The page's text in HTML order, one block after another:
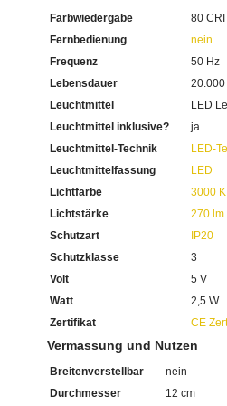
80 CRI beträgt die
Die Farben sehen Sie
Sehr hohe Lebensdauer
Bei Fragen, kontaktieren Sie
Erkundigen Sie sich bei
Wir freuen uns auf Ihre
Farbwiedergabe
80 CRI
Fernbedienung
nein
Frequenz
50 Hz
Lebensdauer
20.000
Leuchtmittel
LED
Leuchtmittel inklusive?
ja
Leuchtmittel-Technik
LED-
Leuchtmittelfassung
LED
Lichtfarbe
3000 K
Lichtstärke
270 lm
Schutzart
IP20
Schutzklasse
3
Volt
5 V
Watt
2,5 W
Zertifikat
CE
Vermassung und Nutzen
Breitenverstellbar
nein
Durchmesser
12 cm